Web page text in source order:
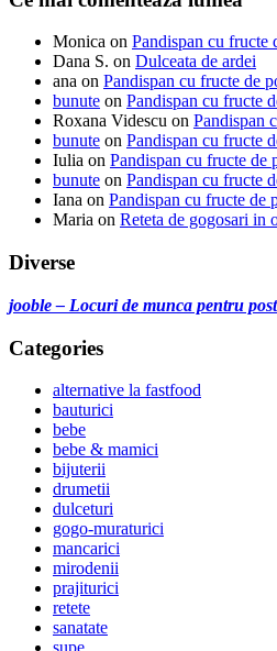
Monica on Pandispan cu fructe
Dana S. on Dulceata de ardei
ana on Pandispan cu fructe de
bunute on Pandispan cu fructe
Roxana Videscu on Pandispan
bunute on Pandispan cu fructe
Iulia on Pandispan cu fructe de
bunute on Pandispan cu fructe
Iana on Pandispan cu fructe de
Maria on Reteta de gogosari in
Diverse
jooble – Locuri de munca pentru
Categories
alternative la fastfood
bauturici
bebe
bebe & mamici
bijuterii
drumetii
dulceturi
gogo-muraturici
mancarici
mirodenii
prajiturici
retete
sanatate